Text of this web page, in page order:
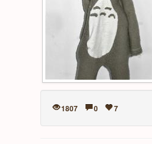
1807 0 7